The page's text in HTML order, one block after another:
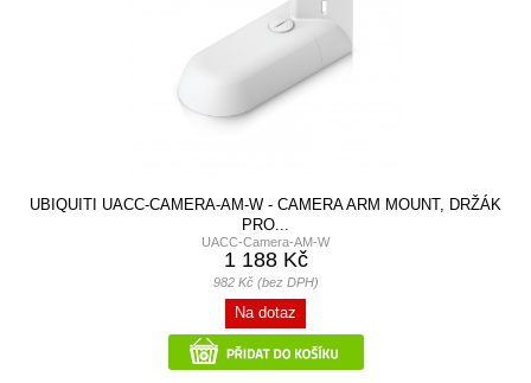
UBIQUITI UACC-CAMERA-AM-W - CAMERA ARM MOUNT, DRŽÁK
PRO...
UACC-Camera-AM-W
1 188 Kč
982 Kč (bez DPH)
Na dotaz